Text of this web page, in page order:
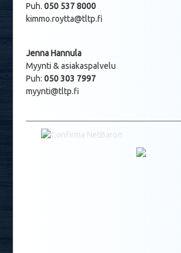
Puh. 050 537 8000
kimmo.roytta@tltp.fi
Jenna Hannula
Myynti & asiakaspalvelu
Puh: 050 303 7997
myynti@tltp.fi